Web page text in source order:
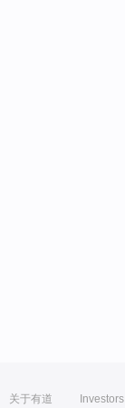
关于有道 Investors